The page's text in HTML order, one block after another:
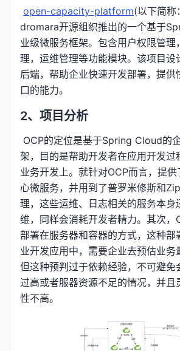
open-capacity-platform(以下简称
dromara开源组织推出的一个基于
业级微服务框架。包含用户权限管理
理，运维管理等功能模块。该项目设
后端，帮助企业快速开发部署，提供
口的能力。
2、项目分析
OCP的定位是基于Spring Cloud的
架，目的是帮助开发者在应用开发过
业务开发上。就针对OCP而言，提
心微服务，并用到了普罗米修斯和
理，这些运维、日志相关的服务本身
维，同样会消耗开发者精力。其次，
部署在服务器和容器的方式，这种部
业开发应用中，需要企业去预估业务
但这种预判过于依赖经验，不可避免
过高或者服器资源不足的情况，并且
性不高。